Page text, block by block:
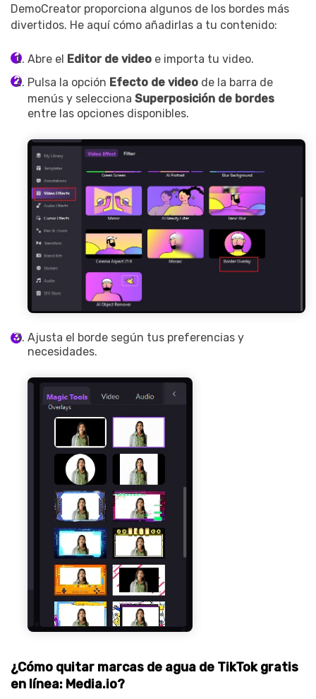
DemoCreator proporciona algunos de los bordes más
divertidos. He aquí cómo añadirlas a tu contenido:
Abre el Editor de video e importa tu video.
Pulsa la opción Efecto de video de la barra de
menús y selecciona Superposición de bordes
entre las opciones disponibles.
Ajusta el borde según tus preferencias y
necesidades.
¿Cómo quitar marcas de agua de TikTok gratis
en línea: Media.io?
With AI Ease.
Filmora!
Got It Try It Now